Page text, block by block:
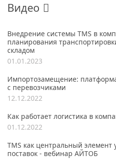
Видео
Внедрение системы TMS в
планирования
складом
01.01.2023
Импортозамещение:
с перевозчиками
12.12.2022
Как работает логистика в
01.12.2022
TMS как центральный
поставок - вебинар АЙТОБ